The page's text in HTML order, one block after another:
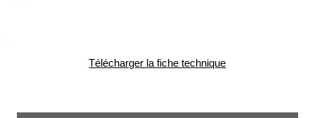
Télécharger la fiche technique